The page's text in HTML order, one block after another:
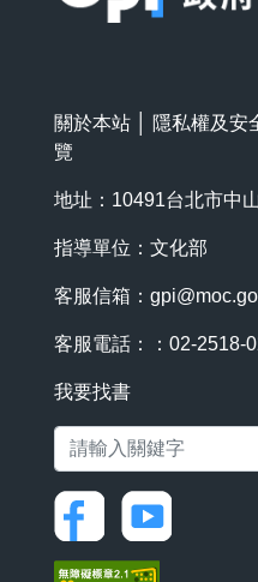
關於本站 隱私權及安
覽
地址：10491台北市中
指導單位：文化部
客服信箱：
客服電話：：02-2518-
我要找書